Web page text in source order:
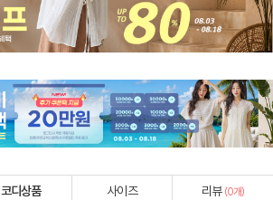
코디상품 사이즈 리뷰 (0개)